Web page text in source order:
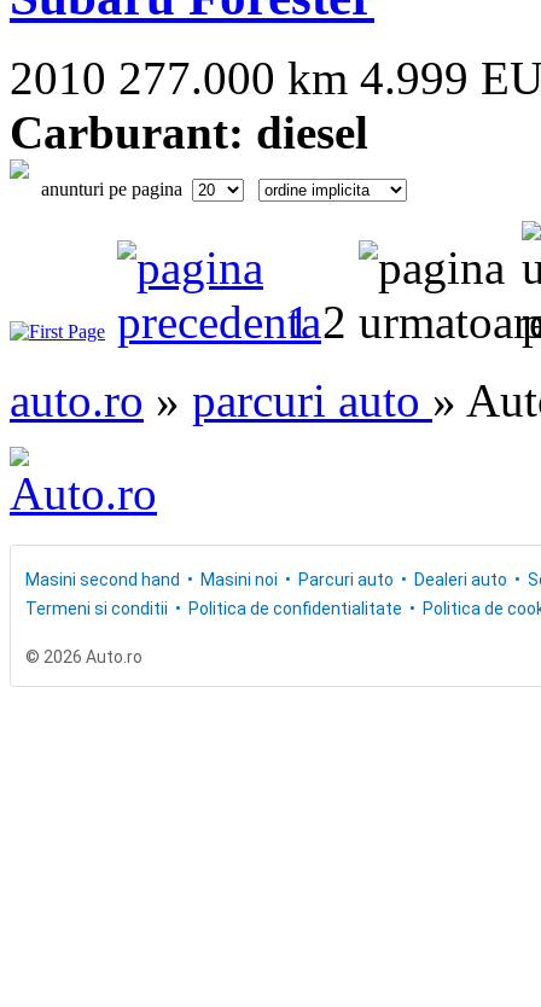
2010 277.000 km 4.999
Carburant: diesel
anunturi pe pagina
1 2
auto.ro » parcuri auto »
Masini second hand Masini noi Parcuri auto Dealeri auto
Termeni si conditii
Politica de confidentialitate Politica de
© 2026 Auto.ro